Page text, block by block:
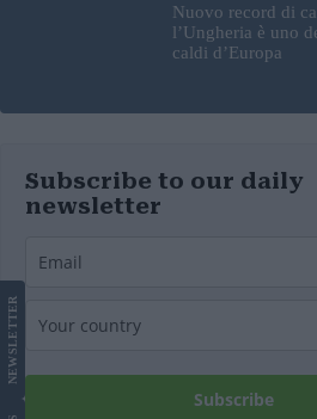
Nuovo record di
l’Ungheria è uno
caldi d’Europa
Subscribe to our daily
newsletter
Subscribe
NEWS
LETTER